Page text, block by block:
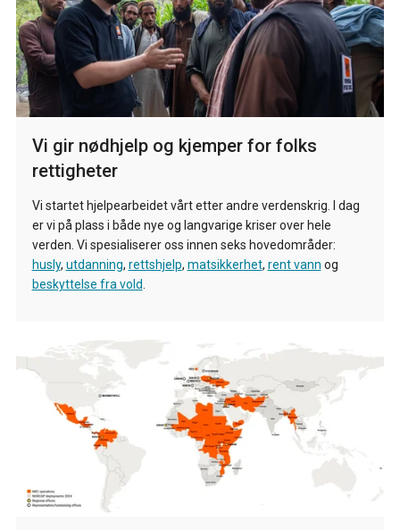
Vi gir nødhjelp og kjemper for folks
rettigheter
Vi startet hjelpearbeidet vårt etter andre verdenskrig. I dag
er vi på plass i både nye og langvarige kriser over hele
verden. Vi spesialiserer oss innen seks hovedområder:
husly, utdanning, rettshjelp, matsikkerhet, rent vann og
beskyttelse fra vold